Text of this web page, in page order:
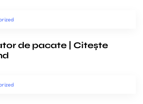
de pacate | Citește